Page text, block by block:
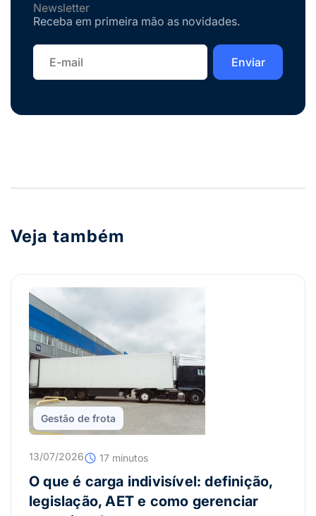
Newsletter
Receba em primeira mão as novidades.
Veja também
Gestão de frota
13/07/2026 17 minutos
O que é carga indivisível: definição,
legislação, AET e como gerenciar